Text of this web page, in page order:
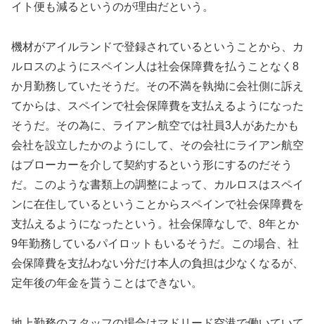
イト便も減るというのが理由だという。
機材がアイルランドで登録されているということから、カ
ルロスのようにスペイン人は社会保障費を払うことなく8
か月勤務していたそうだ。その不満を執拗に会社側に訴え
てからは、スペインで社会保障費を支払えるようになった
そうだ。その為に、ライアン航空では社員3人があたかも
会社を設立したかのようにして、その会社にライアン航空
はブローカーを介して契約するという形にするのだそう
だ。このような書類上の調整によって、カルロスはスペイ
ンに在住しているということからスペインで社会保障費を
支払えるようになったという。社会保障なしで、8年とか
9年勤務しているパイロットもいるそうだ。この場合、社
会保障費を支払わない分だけ本人の負担は少なくなるが、
定年後の年金を貰うことはできない。